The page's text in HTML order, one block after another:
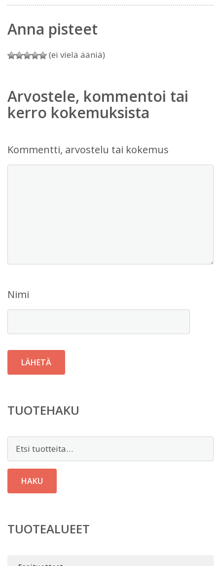
Anna pisteet
(ei vielä ääniä)
Arvostele, kommentoi tai
kerro kokemuksista
Kommentti, arvostelu tai kokemus
Nimi
TUOTEHAKU
Etsi:
HAKU
TUOTEALUEET